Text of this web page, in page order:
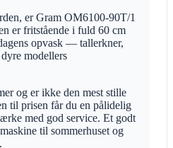
er Gram OM6100-90T/1
er fritstående i fuld 60 cm
opvask — tallerkner,
modellers
og er ikke den mest stille
til prisen får du en pålidelig
med god service. Et godt
til sommerhuset og